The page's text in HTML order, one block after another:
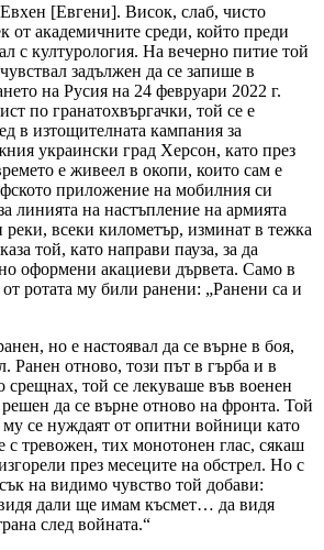
[Евгени]. Висок, слаб, чисто
от академичните среди, който преди
с културология. На вечерно питие той
задължен да се запише в
на Русия на 24 февруари 2022 г.
по гранатохвъргачки, той се е
в изтощителната кампания за
украински град Херсон, като през
е живеел в окопи, които сам е
приложение на мобилния си
линията на настъпление на армията
реки, всеки километър, изминат в тежка
той, като направи пауза, за да
оформени акациеви дървета. Само в
ротата му били ранени: „Ранени са и
но е настоявал да се върне в боя,
Ранен отново, този път в гърба и в
срещнах, той се лекуваше във военен
да се върне отново на фронта. Той
му се нуждаят от опитни войници като
с тревожен, тих монотонен глас, сякаш
през месеците на обстрел. Но с
на видимо чувство той добави:
дали ще имам късмет… да видя
след войната.“